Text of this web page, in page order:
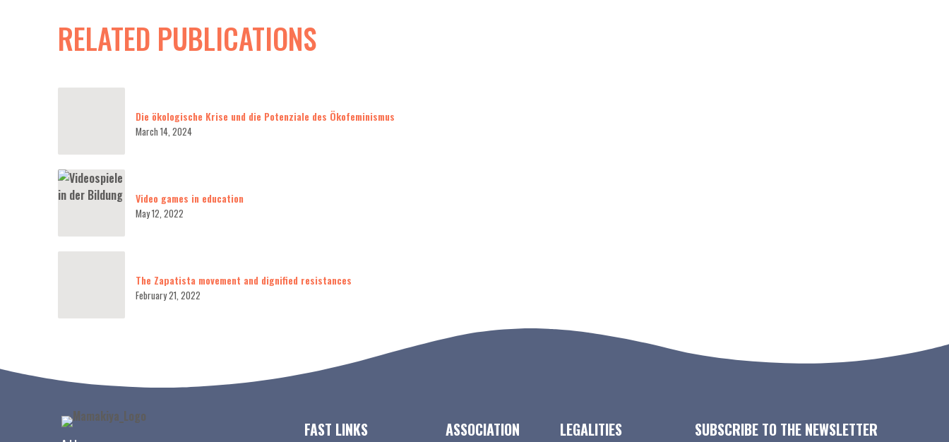
RELATED PUBLICATIONS
Die ökologische Krise und die Potenziale des Ökofeminismus
March 14, 2024
Video games in education
May 12, 2022
The Zapatista movement and dignified resistances
February 21, 2022
FAST LINKS ASSOCIATION LEGALITIES SUBSCRIBE TO THE NEWSLETTER